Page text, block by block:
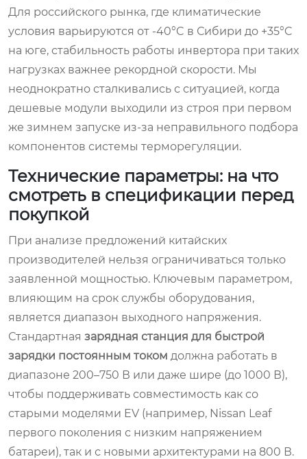
Для российского рынка, где климатические
условия варьируются от -40°C в Сибири до +35°C
на юге, стабильность работы инвертора при таких
нагрузках важнее рекордной скорости. Мы
неоднократно сталкивались с ситуацией, когда
дешевые модули выходили из строя при первом
же зимнем запуске из-за неправильного подбора
компонентов системы терморегуляции.
Технические параметры: на что
смотреть в спецификации перед
покупкой
При анализе предложений китайских
производителей нельзя ограничиваться только
заявленной мощностью. Ключевым параметром,
влияющим на срок службы оборудования,
является диапазон выходного напряжения.
Стандартная зарядная станция для быстрой
зарядки постоянным током должна работать в
диапазоне 200–750 В или даже шире (до 1000 В),
чтобы поддерживать совместимость как со
старыми моделями EV (например, Nissan Leaf
первого поколения с низким напряжением
батареи), так и с новыми архитектурами на 800 В.